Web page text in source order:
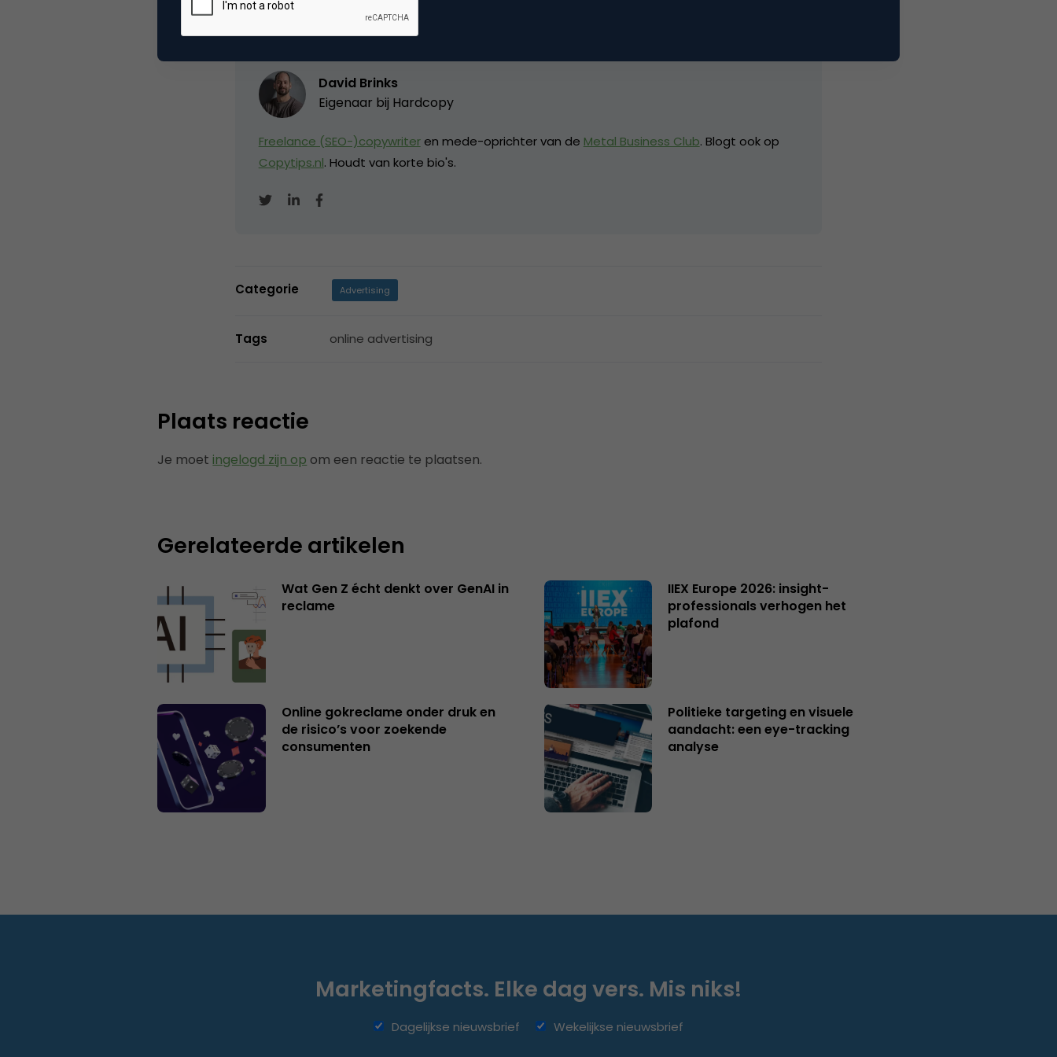
David Brinks
Eigenaar bij Hardcopy
Freelance (SEO-)copywriteren mede-oprichter van de Metal Business Club. Blogt ook op
Copytips.nl. Houdt van korte bio's.
Categorie Advertising
Tags online advertising
Plaats reactie
Je moet ingelogd zijn op om een reactie te plaatsen.
Gerelateerde artikelen
Wat Gen Z écht denkt over GenAI in
reclame
IIEX Europe 2026: insight-
professionals verhogen het
plafond
Online gokreclame onder druk en
de risico’s voor zoekende
consumenten
Politieke targeting en visuele
aandacht: een eye-tracking
analyse
Marketingfacts. Elke dag vers. Mis niks!
Dagelijkse nieuwsbrief Wekelijkse nieuwsbrief